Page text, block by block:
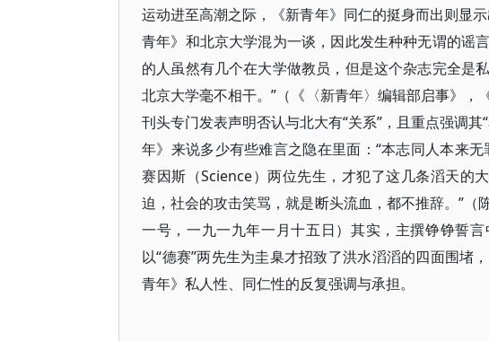
运动进至高潮之际，《新青年》同仁的挺身而出则显
青年》和北京大学混为一谈，因此发生种种无谓的谣
的人虽然有几个在大学做教员，但是这个杂志完全是
北京大学毫不相干。”（《〈新青年〉编辑部启事》
刊头专门发表声明否认与北大有“关系”，且重点强调
年》来说多少有些难言之隐在里面：“本志同人本来
赛因斯（Science）两位先生，才犯了这几条滔天
迫，社会的攻击笑骂，就是断头流血，都不推辞。”
一号，一九一九年一月十五日）其实，主撰铮铮誓
以“德赛”两先生为圭臬才招致了洪水滔滔的四面围堵
青年》私人性、同仁性的反复强调与承担。